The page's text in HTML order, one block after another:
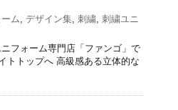
ム, デザイン集, 刺繍, 刺繍ユニ
フォーム専門店「ファンゴ」で
トトップへ 高級感ある立体的な